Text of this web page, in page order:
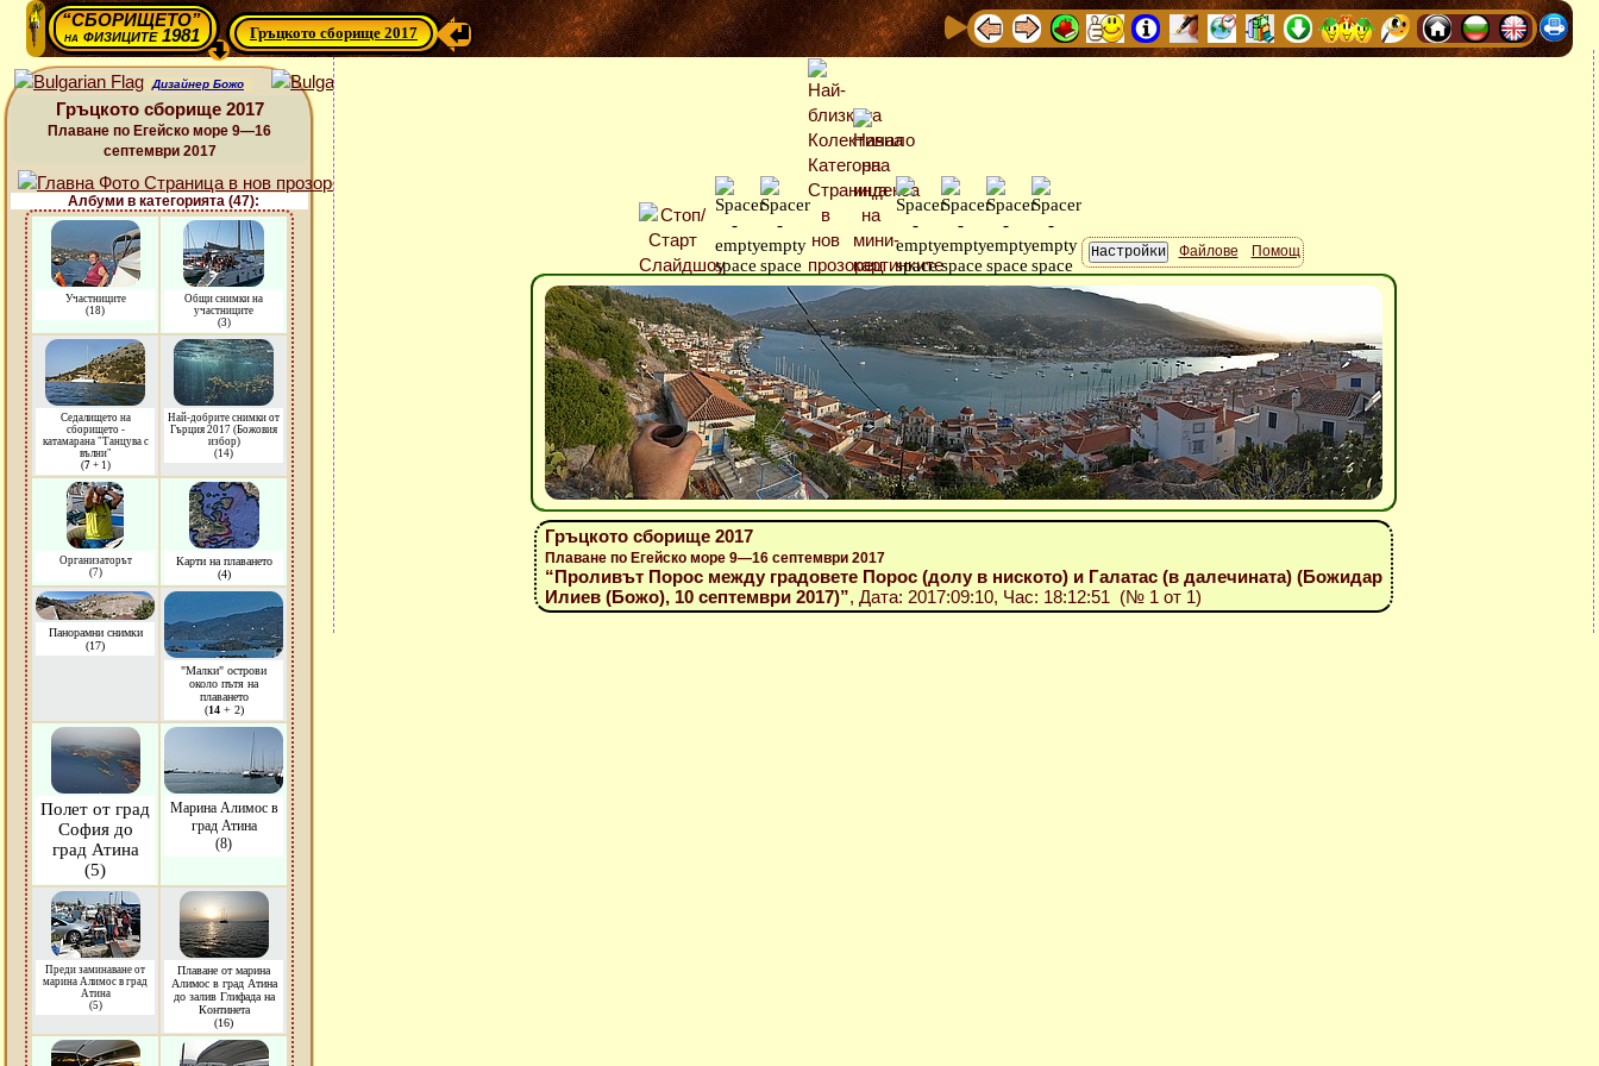
“СБОРИЩЕТО”
нафизиците 1981 Гръцкото сборище 2017
Дизайнер Божо
Гръцкото сборище 2017
Плаване по Егейско море 9—16
септември 2017
Албуми в категорията (47):
Участниците
(18)
Общи снимки на
участниците
(3)
Седалището на
сборището -
катамарана "Танцува с
вълни"
(7+ 1)
Най-добрите снимки от
Гърция 2017 (Божовия
избор)
(14)
Организаторът
(7)
Карти на плаването
(4)
Панорамни снимки
(17)
"Малки" острови
около пътя на
плаването
(14+ 2)
Полет от град
София до
град Атина
(5)
Марина Алимос в
град Атина
(8)
Преди заминаване от
марина Алимос в град
Атина
(5)
Плаване от марина
Алимос в град Атина
до залив Глифада на
Континета
(16)
Файлове Помощ
Гръцкото сборище 2017
Плаване по Егейско море 9—16 септември 2017
“Проливът Порос между градовете Порос (долу в ниското) и Галатас (в далечината) (Божидар
Илиев (Божо), 10 септември 2017)”, Дата: 2017:09:10, Час: 18:12:51 (№ 1 от 1)